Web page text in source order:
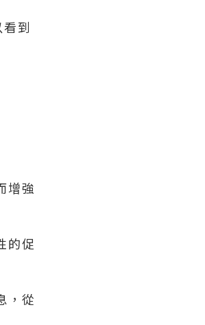
到
增強
的促
，從